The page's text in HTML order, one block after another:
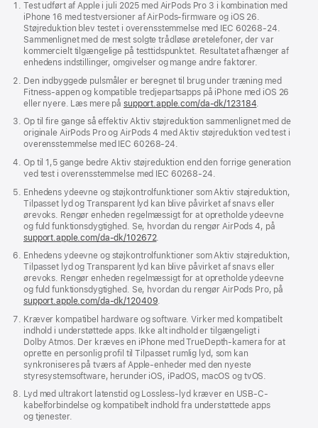
Test udført af Apple i juli 2025 med AirPods Pro 3 i kombination med
iPhone 16 med testversioner af AirPods-firmware og iOS 26.
Støjreduktion blev testet i overensstemmelse med IEC 60268-24.
Sammenlignet med de mest solgte trådløse øretelefoner, der var
kommercielt tilgængelige på testtidspunktet. Resultatet afhænger af
enhedens indstillinger, omgivelser og mange andre faktorer.
Den indbyggede pulsmåler er beregnet til brug under træning med
Fitness-appen og kompatible tredjepartsapps på iPhone med iOS 26
eller nyere. Læs mere på support.apple.com/da-dk/123184.
Op til fire gange så effektiv Aktiv støjreduktion sammenlignet med de
originale AirPods Pro og AirPods 4 med Aktiv støjreduktion ved test i
overensstemmelse med IEC 60268-24.
Op til 1,5 gange bedre Aktiv støjreduktion end den forrige generation
ved test i overensstemmelse med IEC 60268-24.
Enhedens ydeevne og støjkontrolfunktioner som Aktiv støjreduktion,
Tilpasset lyd og Transparent lyd kan blive påvirket af snavs eller
ørevoks. Rengør enheden regelmæssigt for at opretholde ydeevne
og fuld funktionsdygtighed. Se, hvordan du rengør AirPods 4, på
support.apple.com/da-dk/102672.
Enhedens ydeevne og støjkontrol­funktioner som Aktiv støjreduktion,
Tilpasset lyd og Transparent lyd kan blive påvirket af snavs eller
ørevoks. Rengør enheden regelmæssigt for at opretholde ydeevne
og fuld funktions­dygtighed. Se, hvordan du rengør AirPods Pro, på
support.apple.com/da-dk/120409.
Kræver kompatibel hardware og software. Virker med kompatibelt
indhold i understøttede apps. Ikke alt indhold er tilgængeligt i
Dolby Atmos. Der kræves en iPhone med TrueDepth-kamera for at
oprette en personlig profil til Tilpasset rumlig lyd, som kan
synkroniseres på tværs af Apple-enheder med den nyeste
styresystem­software, herunder iOS, iPadOS, macOS og tvOS.
Lyd med ultrakort latenstid og Lossless-lyd kræver en USB-C-
kabelforbindelse og kompatibelt indhold fra understøttede apps
og tjenester.